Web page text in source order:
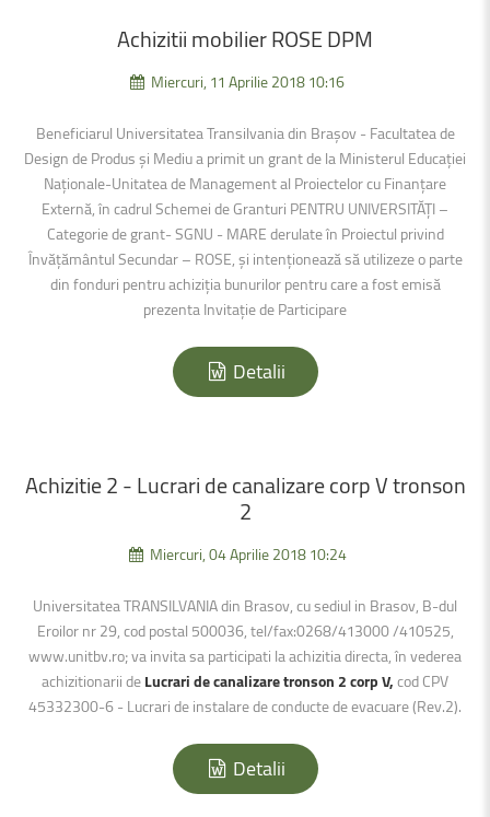
AchizitiimobilierROSEDPM
Miercuri, 11 Aprilie 2018 10:16
Beneficiarul Universitatea Transilvania din Brașov - Facultatea de
Design de Produs și Mediu a primit un grant de la Ministerul Educației
Naționale-Unitatea de Management al Proiectelor cu Finanțare
Externă, în cadrul Schemei de Granturi PENTRU UNIVERSITĂȚI –
Categorie de grant- SGNU - MARE derulate în Proiectul privind
Învățământul Secundar – ROSE, şi intenţionează să utilizeze o parte
din fonduri pentru achiziția bunurilor pentru care a fost emisă
prezenta Invitație de Participare
Detalii
Achizitie2-LucraridecanalizarecorpVtronson
2
Miercuri, 04 Aprilie 2018 10:24
Universitatea TRANSILVANIA din Brasov, cu sediul in Brasov, B-dul
Eroilor nr 29, cod postal 500036, tel/fax:0268/413000 /410525,
www.unitbv.ro; va invita sa participati la achizitia directa, în vederea
achizitionarii deLucrari de canalizare tronson 2 corp V,cod CPV
45332300-6 - Lucrari de instalare de conducte de evacuare (Rev.2).
Detalii